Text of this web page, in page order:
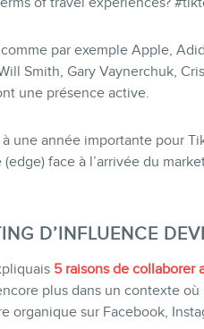
par exemple Apple,
Smith, Gary Vaynerchuk,
une présence active.
à une année importante pour
face à l’arrivée du
D’INFLUENCE
5 raisons de collaborer
plus dans un contexte
organique sur Facebook,